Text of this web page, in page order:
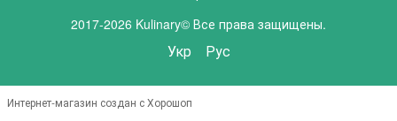
2017-2026 Kulinary© Все права защищены.
Укр Рус
Интернет-магазин создан с Хорошоп